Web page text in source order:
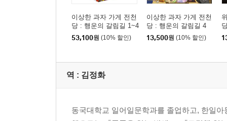
이상한 과자 가게 전천
당 : 행운의 갈림길 1~4
권 세트
53,100원 (10% 할인)
이상한 과자 가게 전천
당 : 행운의 갈림길 4
13,500원 (10% 할인)
역 : 김정화
동국대학교 일어일문학과를 졸업하고, 한일